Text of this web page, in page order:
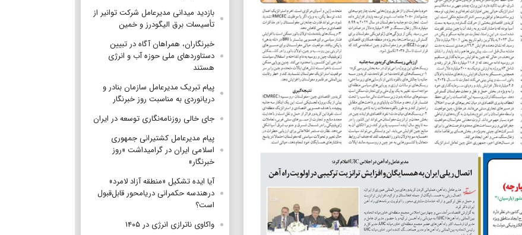
بازدید میدانی مدیرعامل شرکت توانیر از
تأسیسات برق الیگودرز و خمین
خبرنگاران، همراهان آگاه در تبیین
دستاوردهای ملی حوزه آب و انرژی
هستند
پیام تبریک مدیرعامل سازمان بنادر و
دریانوردی به مناسبت روز خبرنگار
جای خالی روزنامه‌نگاری توسعه در ایران
پیام مدیرعامل کشتیرانی جمهوری
اسلامی ایران در گرامیداشت «روز
خبرنگار»
آیا ایده تشکیل «منطقه آزاد لامرد»
درهندسه حکمرانی دریامحور قابل‌قبول
است؟
واکاوی ناترازی انرژی در ۱۴۰۵